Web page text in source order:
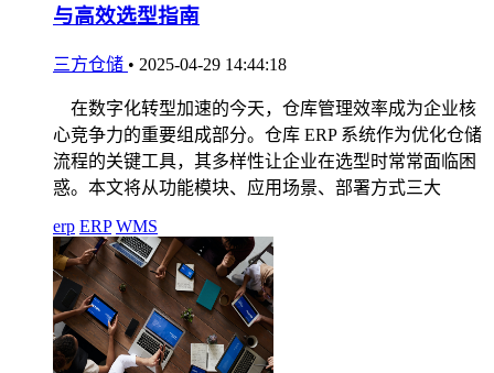
与高效选型指南
三方仓储 • 2025-04-29 14:44:18
在数字化转型加速的今天，仓库管理效率成为企业核
心竞争力的重要组成部分。仓库 ERP 系统作为优化仓储
流程的关键工具，其多样性让企业在选型时常常面临困
惑。本文将从功能模块、应用场景、部署方式三大
erp ERP WMS